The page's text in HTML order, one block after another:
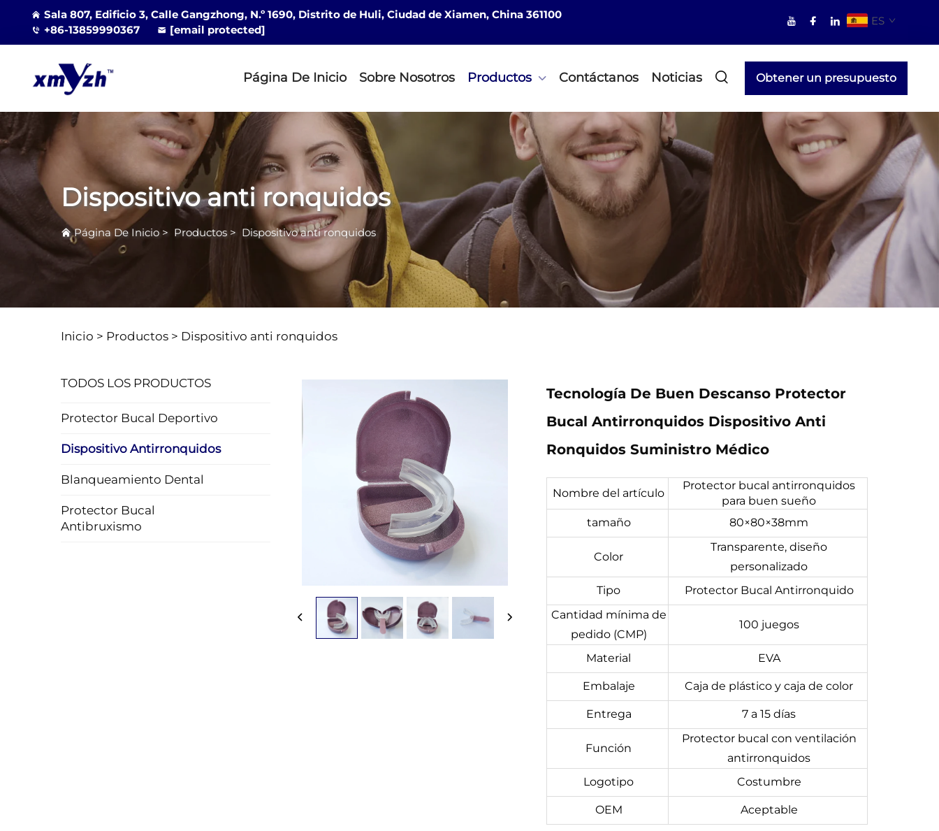
Sala 807, Edificio 3, Calle Gangzhong, N.º 1690, Distrito de Huli, Ciudad de Xiamen, China 361100
+86-13859990367
[email protected]
ES
Página De Inicio Sobre Nosotros Productos Contáctanos Noticias Obtener un presupuesto
Dispositivo anti ronquidos
Página De Inicio > Productos > Dispositivo anti ronquidos
Inicio > Productos > Dispositivo anti ronquidos
TODOS LOS PRODUCTOS
Protector Bucal Deportivo
Dispositivo Antirronquidos
Blanqueamiento Dental
Protector Bucal
Antibruxismo
Tecnología De Buen Descanso Protector
Bucal Antirronquidos Dispositivo Anti
Ronquidos Suministro Médico
Nombre del artículo
Protector bucal antirronquidos
para buen sueño
tamaño
80×80×38mm
Color
Transparente, diseño
personalizado
Tipo
Protector Bucal Antirronquido
Cantidad mínima de
pedido (CMP)
100 juegos
Material EVA
Embalaje Caja de plástico y caja de color
Entrega 7 a 15 días
Función
Protector bucal con ventilación
antirronquidos
Logotipo
Costumbre
OEM Aceptable